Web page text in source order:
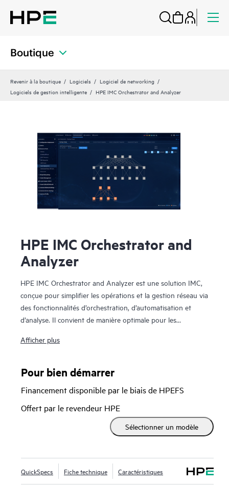
Boutique
Revenir à la boutique Logiciels
Logiciel de networking
Logiciels de gestion intelligente
HPE IMC Orchestrator and Analyzer
HPE IMC Orchestrator and
Analyzer
HPE IMC Orchestrator and Analyzer est une solution IMC,
conçue pour simplifier les opérations et la gestion réseau via
des fonctionnalités d’orchestration, d’automatisation et
d’analyse. Il convient de manière optimale pour les
de la croissance exponentielle du trafic provenant des
de services et améliore l'efficacité opérationnelle grâce à ses
fonctionnalités de déploiement automatisé pour le réseau
sous-couche et superposé, le provisionnement de services
pour les services L2/L3 VXLAN, le provisionnement
solution fournit également des fonctionnalités d’analyse et
d’IA pour offrir une vue holistique de l’intégrité du réseau
Afficher plus
Pour bien démarrer
Financement disponible par le biais de HPEFS
Offert par le revendeur HPE
Sélectionner un modèle
QuickSpecs Fiche technique Caractéristiques